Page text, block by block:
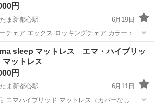
円
ま新都心駅
6月19日
ロッキングチェア カラー：ナ
る通り、色褪せ、小傷はありますので、ご理
さいたま新都心駅
sleep マットレス エマ・ハイブリッ
ットレス
円
ま新都心駅
6月11日
エマハイブリッド マットレス（カバーなし）